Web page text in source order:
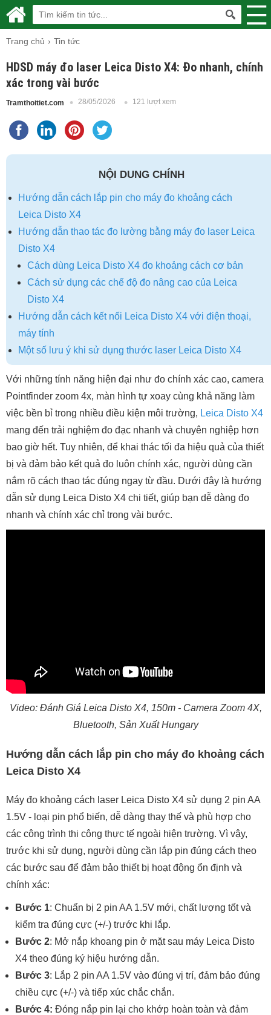
Trang chủ Tin tức
HDSD máy đo laser Leica Disto X4: Đo nhanh, chính
xác trong vài bước
Tramthoitiet.com 28/05/2026 121 lượt xem
NỘI DUNG CHÍNH
Hướng dẫn cách lắp pin cho máy đo khoảng cách
Leica Disto X4
Hướng dẫn thao tác đo lường bằng máy đo laser Leica
Disto X4
Cách dùng Leica Disto X4 đo khoảng cách cơ bản
Cách sử dụng các chế độ đo nâng cao của Leica
Disto X4
Hướng dẫn cách kết nối Leica Disto X4 với điện thoại,
máy tính
Một số lưu ý khi sử dụng thước laser Leica Disto X4
Với những tính năng hiện đại như đo chính xác cao, camera
Pointfinder zoom 4x, màn hình tự xoay cùng khả năng làm
việc bền bỉ trong nhiều điều kiện môi trường, Leica Disto X4
mang đến trải nghiệm đo đạc nhanh và chuyên nghiệp hơn
bao giờ hết. Tuy nhiên, để khai thác tối đa hiệu quả của thiết
bị và đảm bảo kết quả đo luôn chính xác, người dùng cần
nắm rõ cách thao tác đúng ngay từ đầu. Dưới đây là hướng
dẫn sử dụng Leica Disto X4 chi tiết, giúp bạn dễ dàng đo
nhanh và chính xác chỉ trong vài bước.
Video: Đánh Giá Leica Disto X4, 150m - Camera Zoom 4X,
Bluetooth, Sản Xuất Hungary
Hướng dẫn cách lắp pin cho máy đo khoảng cách
Leica Disto X4
Máy đo khoảng cách laser Leica Disto X4 sử dụng 2 pin AA
1.5V - loại pin phổ biến, dễ dàng thay thế và phù hợp cho
các công trình thi công thực tế ngoài hiện trường. Vì vậy,
trước khi sử dụng, người dùng cần lắp pin đúng cách theo
các bước sau để đảm bảo thiết bị hoạt động ổn định và
chính xác:
Bước 1: Chuẩn bị 2 pin AA 1.5V mới, chất lượng tốt và
kiểm tra đúng cực (+/-) trước khi lắp.
Bước 2: Mở nắp khoang pin ở mặt sau máy Leica Disto
X4 theo đúng ký hiệu hướng dẫn.
Bước 3: Lắp 2 pin AA 1.5V vào đúng vị trí, đảm bảo đúng
chiều cực (+/-) và tiếp xúc chắc chắn.
Bước 4: Đóng nắp pin lại cho khớp hoàn toàn và đảm